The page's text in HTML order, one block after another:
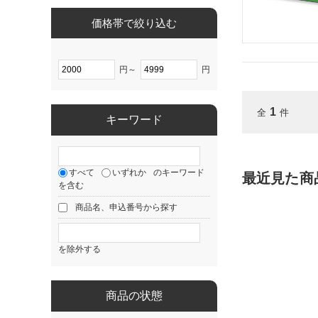
価格帯で絞り込む
円～ 円
キーワード
すべて いずれか
のキーワード
を含む
商品名、申込番号から探す
を除外する
商品の状態
全 1 件
最近見た商